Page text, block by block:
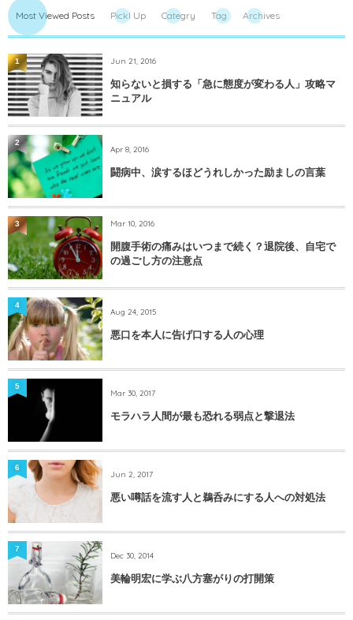
Most Viewed Posts PickI Up Categry Tag Archives
Jun 21, 2016
知らないと損する「急に態度が変わる人」攻略マ
ニュアル
1
Apr 8, 2016
闘病中、涙するほどうれしかった励ましの言葉
2
Mar 10, 2016
開腹手術の痛みはいつまで続く？退院後、自宅で
の過ごし方の注意点
3
Aug 24, 2015
悪口を本人に告げ口する人の心理
4
Mar 30, 2017
モラハラ人間が最も恐れる弱点と撃退法
5
Jun 2, 2017
悪い噂話を流す人と鵜呑みにする人への対処法
6
Dec 30, 2014
美輪明宏に学ぶ八方塞がりの打開策
7